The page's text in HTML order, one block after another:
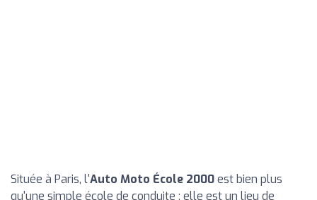
Située à Paris, l'Auto Moto École 2000est bien plus
qu'une simple école de conduite ; elle est un lieu de